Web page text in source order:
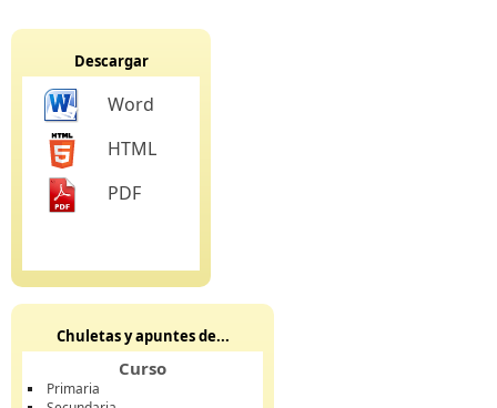
Descargar
Word
HTML
PDF
Chuletas y apuntes de...
Curso
Primaria